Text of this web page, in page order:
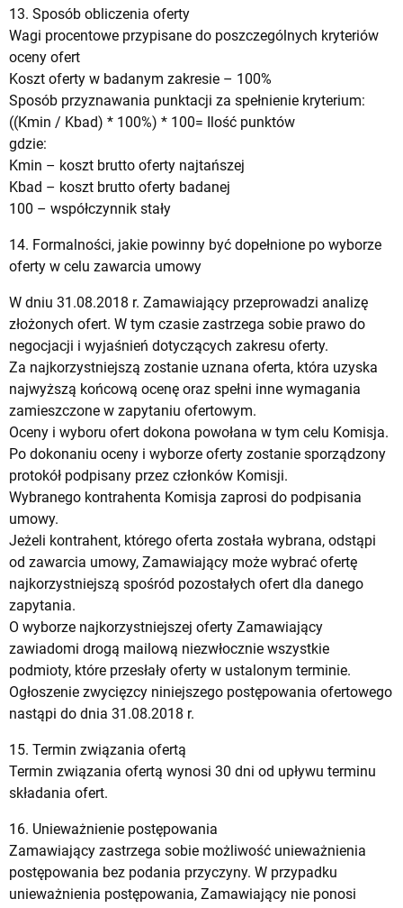
13. Sposób obliczenia oferty
Wagi procentowe przypisane do poszczególnych kryteriów
oceny ofert
Koszt oferty w badanym zakresie – 100%
Sposób przyznawania punktacji za spełnienie kryterium:
((Kmin / Kbad) * 100%) * 100= Ilość punktów
gdzie:
Kmin – koszt brutto oferty najtańszej
Kbad – koszt brutto oferty badanej
100 – współczynnik stały
14. Formalności, jakie powinny być dopełnione po wyborze
oferty w celu zawarcia umowy
W dniu 31.08.2018 r. Zamawiający przeprowadzi analizę
złożonych ofert. W tym czasie zastrzega sobie prawo do
negocjacji i wyjaśnień dotyczących zakresu oferty.
Za najkorzystniejszą zostanie uznana oferta, która uzyska
najwyższą końcową ocenę oraz spełni inne wymagania
zamieszczone w zapytaniu ofertowym.
Oceny i wyboru ofert dokona powołana w tym celu Komisja.
Po dokonaniu oceny i wyborze oferty zostanie sporządzony
protokół podpisany przez członków Komisji.
Wybranego kontrahenta Komisja zaprosi do podpisania
umowy.
Jeżeli kontrahent, którego oferta została wybrana, odstąpi
od zawarcia umowy, Zamawiający może wybrać ofertę
najkorzystniejszą spośród pozostałych ofert dla danego
zapytania.
O wyborze najkorzystniejszej oferty Zamawiający
zawiadomi drogą mailową niezwłocznie wszystkie
podmioty, które przesłały oferty w ustalonym terminie.
Ogłoszenie zwycięzcy niniejszego postępowania ofertowego
nastąpi do dnia 31.08.2018 r.
15. Termin związania ofertą
Termin związania ofertą wynosi 30 dni od upływu terminu
składania ofert.
16. Unieważnienie postępowania
Zamawiający zastrzega sobie możliwość unieważnienia
postępowania bez podania przyczyny. W przypadku
unieważnienia postępowania, Zamawiający nie ponosi